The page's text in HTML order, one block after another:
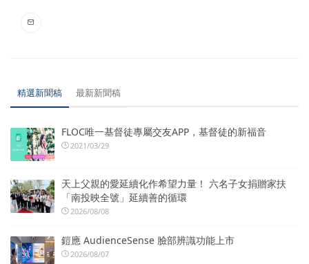
精選新聞稿 最新新聞稿
FLOC唯一基督徒專屬交友APP，基督徒的新福音
2021/03/29
天上父親的愛延續化作希望力量！ 六名子女捐贈家扶
「南投映全號」延續善的循環
2026/08/08
鎧應 AudienceSense 臉部辨識功能上市
2026/08/07